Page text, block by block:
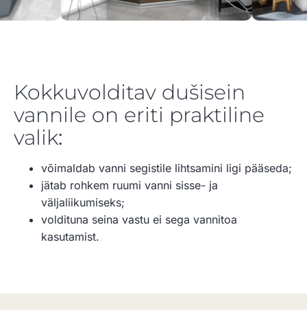
Kokkuvolditav dušisein
vannile on eriti praktiline
valik:
võimaldab vanni segistile lihtsamini ligi pääseda;
jätab rohkem ruumi vanni sisse- ja
väljaliikumiseks;
voldituna seina vastu ei sega vannitoa
kasutamist.